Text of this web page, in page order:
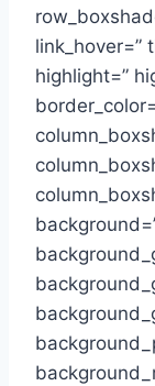
link_hover=”
highlight=”